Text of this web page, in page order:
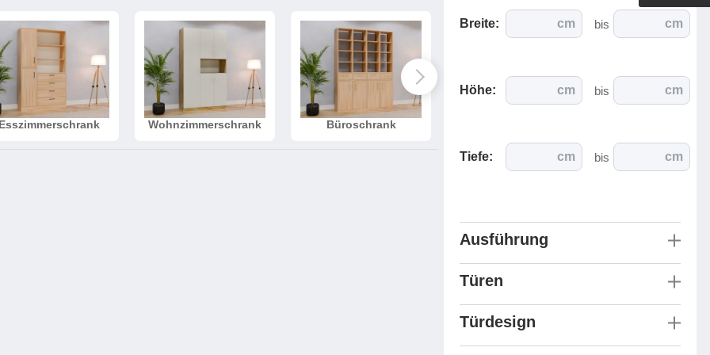
Schiebetür vor einer Nische
Schiebetür als Durchgangstür
Schiebetür für Dachschräge
Schreibtisch
höhenverstellbarer Schreibtisch
Couchtisch
Outdoorküche der Produktlinie
Ultima
Esszimmerschrank Wohnzimmerschrank Büroschrank
Breite: cm bis cm
Höhe: cm bis cm
Tiefe: cm bis cm
Ausführung
Türen
Türdesign